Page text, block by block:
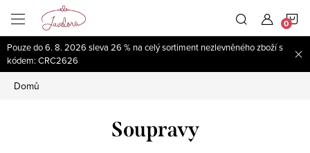
obsah
Pouze do 6. 8. 2026 sleva 26 % na celý sortiment nezlevněného zboží s
kódem: CRC2626
Domů
Soupravy